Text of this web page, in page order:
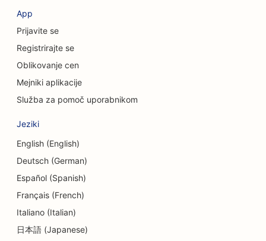
SEO za svetovalna podjetja
SEO za Delis
SEO za storitve dolžniškega svetovanja
SEO za plesne studie
SEO za storitve dermabrazije
SEO za vrtce
SEO za zobozdravstvene klinike
SEO za trgovine s podrobnostmi
App
Prijavite se
Registrirajte se
Oblikovanje cen
Mejniki aplikacije
Služba za pomoč uporabnikom
Jeziki
English (English)
Deutsch (German)
Español (Spanish)
Français (French)
Italiano (Italian)
日本語 (Japanese)